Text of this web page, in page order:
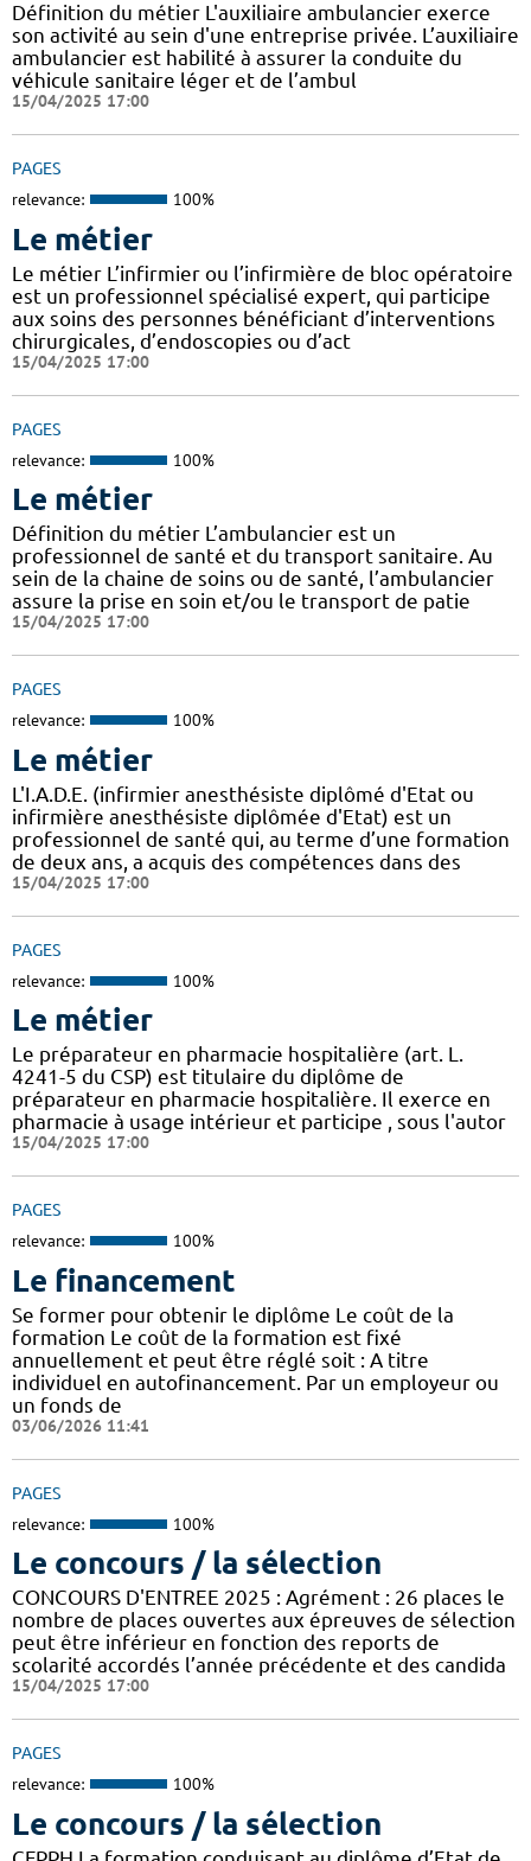
Définition du métier L'auxiliaire ambulancier exerce
son activité au sein d'une entreprise privée. L’auxiliaire
ambulancier est habilité à assurer la conduite du
véhicule sanitaire léger et de l’ambul
15/04/2025 17:00
PAGES
relevance: 100%
Le métier
Le métier L’infirmier ou l’infirmière de bloc opératoire
est un professionnel spécialisé expert, qui participe
aux soins des personnes bénéficiant d’interventions
chirurgicales, d’endoscopies ou d’act
15/04/2025 17:00
PAGES
relevance: 100%
Le métier
Définition du métier L’ambulancier est un
professionnel de santé et du transport sanitaire. Au
sein de la chaine de soins ou de santé, l’ambulancier
assure la prise en soin et/ou le transport de patie
15/04/2025 17:00
PAGES
relevance: 100%
Le métier
L'I.A.D.E. (infirmier anesthésiste diplômé d'Etat ou
infirmière anesthésiste diplômée d'Etat) est un
professionnel de santé qui, au terme d’une formation
de deux ans, a acquis des compétences dans des
15/04/2025 17:00
PAGES
relevance: 100%
Le métier
Le préparateur en pharmacie hospitalière (art. L.
4241-5 du CSP) est titulaire du diplôme de
préparateur en pharmacie hospitalière. Il exerce en
pharmacie à usage intérieur et participe , sous l'autor
15/04/2025 17:00
PAGES
relevance: 100%
Le financement
Se former pour obtenir le diplôme Le coût de la
formation Le coût de la formation est fixé
annuellement et peut être réglé soit : A titre
individuel en autofinancement. Par un employeur ou
un fonds de
03/06/2026 11:41
PAGES
relevance: 100%
Le concours / la sélection
CONCOURS D'ENTREE 2025 : Agrément : 26 places le
nombre de places ouvertes aux épreuves de sélection
peut être inférieur en fonction des reports de
scolarité accordés l’année précédente et des candida
15/04/2025 17:00
PAGES
relevance: 100%
Le concours / la sélection